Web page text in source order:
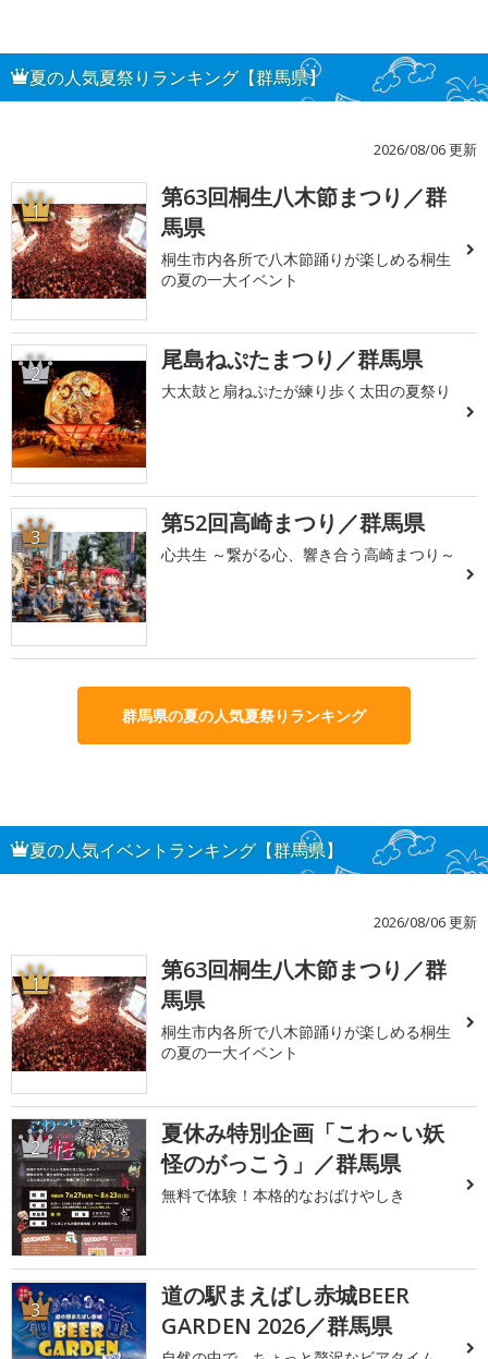
夏の人気夏祭りランキング【群馬県】
2026/08/06 更新
1
第63回桐生八木節まつり／群
馬県
桐生市内各所で八木節踊りが楽しめる桐生
の夏の一大イベント
2 尾島ねぷたまつり／群馬県
大太鼓と扇ねぷたが練り歩く太田の夏祭り
3 第52回高崎まつり／群馬県
心共生 ～繋がる心、響き合う高崎まつり～
群馬県の夏の人気夏祭りランキング
夏の人気イベントランキング【群馬県】
2026/08/06 更新
1
第63回桐生八木節まつり／群
馬県
桐生市内各所で八木節踊りが楽しめる桐生
の夏の一大イベント
2
夏休み特別企画「こわ～い妖
怪のがっこう」／群馬県
無料で体験！本格的なおばけやしき
3
道の駅まえばし赤城BEER
GARDEN 2026／群馬県